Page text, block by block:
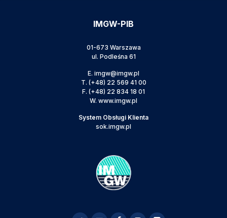
IMGW-PIB
01-673 Warszawa
ul. Podleśna 61
E. imgw@imgw.pl
T. (+48) 22 569 41 00
F. (+48) 22 834 18 01
W. www.imgw.pl
System Obsługi Klienta
sok.imgw.pl